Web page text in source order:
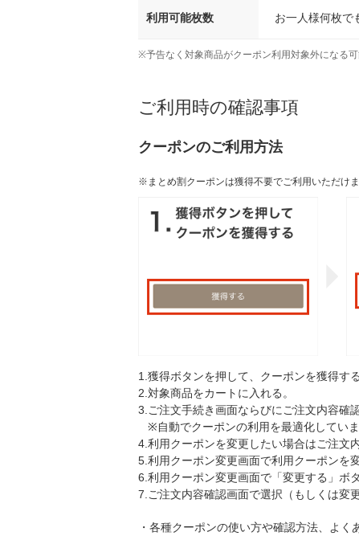
利用可能枚数 お一人様何枚で
※予告なく対象商品がクーポン利用対象外になる
ご利用時の確認事項
クーポンのご利用方法
※まとめ割クーポンは獲得不要でご利用いただけま
1. 獲得ボタンを押して、クーポンを獲得する
2. 対象商品をカートに入れる。
3. ご注文手続き画面ならびにご注文内容確
※自動でクーポンの利用を最適化していま
4. 利用クーポンを変更したい場合はご注文
5. 利用クーポン変更画面で利用クーポンを
6. 利用クーポン変更画面で「変更する」ボ
7. ご注文内容確認画面で選択（もしくは変
・ 各種クーポンの使い方や確認方法、よく